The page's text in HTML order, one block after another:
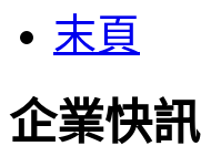
末頁
企業快訊